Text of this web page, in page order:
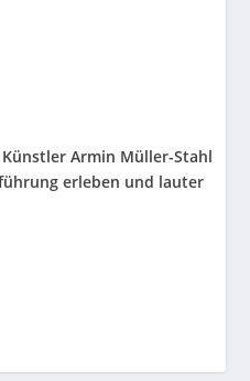
Armin Müller-Stahl
erleben und lauter